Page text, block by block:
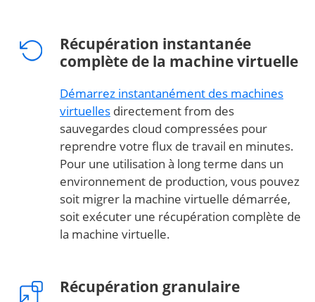
Récupération instantanée
complète de la machine virtuelle
Démarrez instantanément des machines
virtuelles directement from des
sauvegardes cloud compressées pour
reprendre votre flux de travail en minutes.
Pour une utilisation à long terme dans un
environnement de production, vous pouvez
soit migrer la machine virtuelle démarrée,
soit exécuter une récupération complète de
la machine virtuelle.
Récupération granulaire